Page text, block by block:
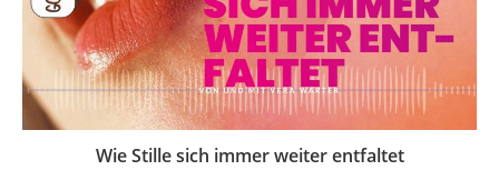
Wie Stille sich immer weiter entfaltet